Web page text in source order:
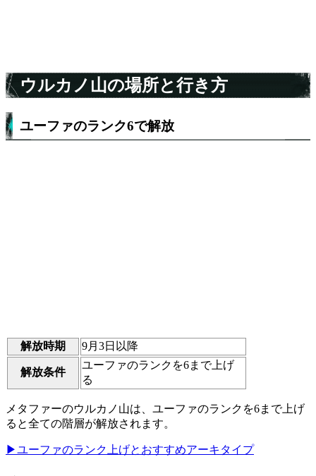
ウルカノ山の場所と行き方
ユーファのランク6で解放
解放時期 9月3日以降
解放条件
ユーファのランクを6まで上げ
る
メタファーのウルカノ山は、ユーファのランクを6まで上げ
ると全ての階層が解放されます。
▶ユーファのランク上げとおすすめアーキタイプ